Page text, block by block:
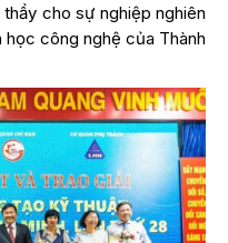
cho sự nghiệp nghiên
công nghệ của Thành